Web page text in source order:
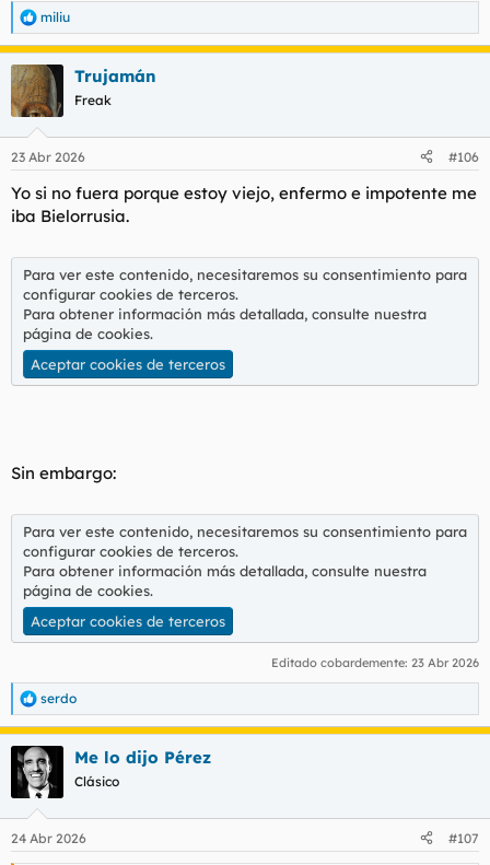
Cada vez más inútiles o menos necesarios. Con la IA muchos
de los trabajos que hoy nos ocupan simplemente ya no
existirán.
Acabaremso casi todos con una renta básica de subsistencia.
Será el comunismo del siglo XXI?
Nos convertirán en felizmente borregos?
Seguiremos aquí foreando, y yo abriendo hilos?
R
e
a
c
c
i
e
:
miliu
Trujamán
Freak
23 Abr 2026 #106
Yo si no fuera porque estoy viejo, enfermo e impotente me
iba Bielorrusia.
Para ver este contenido, necesitaremos su consentimiento para
configurar cookies de terceros.
Para obtener información más detallada, consulte nuestra
página de cookies.
Aceptar cookies de terceros
Sin embargo:
Para ver este contenido, necesitaremos su consentimiento para
configurar cookies de terceros.
Para obtener información más detallada, consulte nuestra
página de cookies.
Aceptar cookies de terceros
Editado cobardemente: 23 Abr 2026
R
e
a
c
c
e
serdo
Me lo dijo Pérez
Clásico
24 Abr 2026 #107